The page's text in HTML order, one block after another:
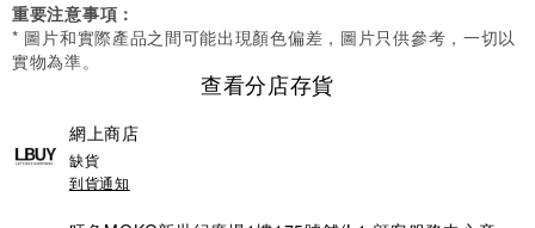
重要注意事項：
* 圖片和實際產品之間可能出現顏色偏差，圖片只供參考，一切以
實物為準。
查看分店存貨
網上商店
缺貨
到貨通知